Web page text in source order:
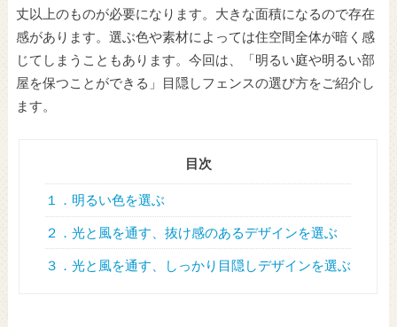
丈以上のものが必要になります。大きな面積になるので存在
感があります。選ぶ色や素材によっては住空間全体が暗く感
じてしまうこともあります。今回は、「明るい庭や明るい部
屋を保つことができる」目隠しフェンスの選び方をご紹介し
ます。
目次
１．明るい色を選ぶ
２．光と風を通す、抜け感のあるデザインを選ぶ
３．光と風を通す、しっかり目隠しデザインを選ぶ